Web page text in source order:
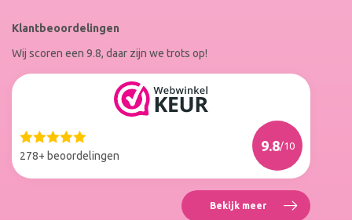
Facebook
op
Instagram
Klantbeoordelingen
Wij scoren een 9.8, daar zijn we trots op!
278+ beoordelingen
9.8/10
Web
Winkel
Bekijk meer Reviews